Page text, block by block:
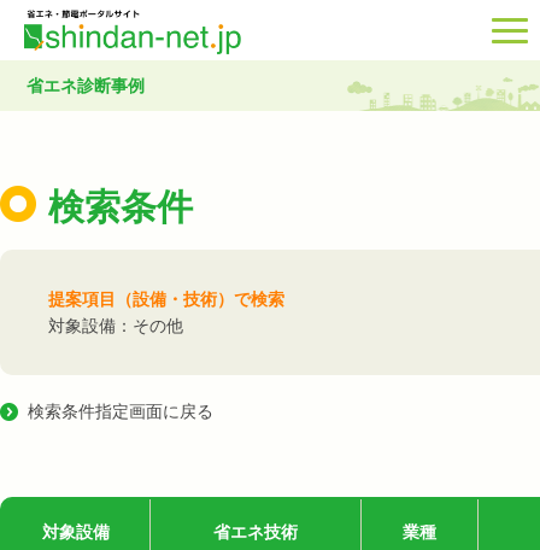
省エネ診断事例
検索条件
提案項目（設備・技術）で検索
対象設備：その他
検索条件指定画面に戻る
対象設備 省エネ技術 業種